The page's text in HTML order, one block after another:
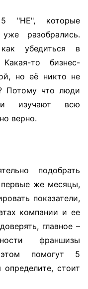
"НЕ", которые
разобрались.
убедиться в
то бизнес-
но её никто не
Потому что люди
и изучают всю
верно.
подобрать
же месяцы,
показатели,
компании и ее
главное –
франшизы
помогут 5
стоит